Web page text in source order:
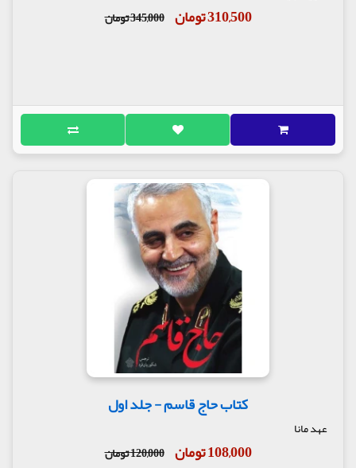
310,500 تومان 345,000 تومان
کتاب حاج قاسم - جلد اول
عهد مانا
108,000 تومان 120,000 تومان